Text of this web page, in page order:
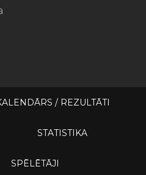
/ REZULTĀTI
STATISTIKA
SPĒLĒTĀJI